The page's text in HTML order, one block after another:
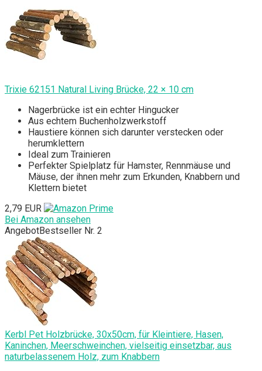
Trixie 62151 Natural Living Brücke, 22 × 10 cm
Nagerbrücke ist ein echter Hingucker
Aus echtem Buchenholzwerkstoff
Haustiere können sich darunter verstecken oder
herumklettern
Ideal zum Trainieren
Perfekter Spielplatz für Hamster, Rennmäuse und
Mäuse, der ihnen mehr zum Erkunden, Knabbern und
Klettern bietet
2,79 EUR
Bei Amazon ansehen
AngebotBestseller Nr. 2
Kerbl Pet Holzbrücke, 30x50cm, für Kleintiere, Hasen,
Kaninchen, Meerschweinchen, vielseitig einsetzbar, aus
naturbelassenem Holz, zum Knabbern